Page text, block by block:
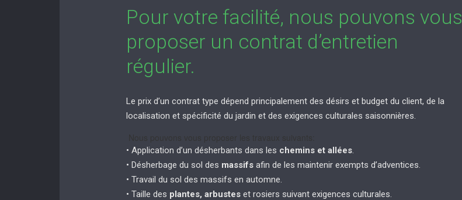
Pour votre facilité, nous pouvons vous
proposer un contrat d’entretien
régulier.
Le prix d’un contrat type dépend principalement des désirs et budget du client, de la
localisation et spécificité du jardin et des exigences culturales saisonnières.
• Application d’un désherbants dans les chemins et allées.
• Désherbage du sol des massifsafin de les maintenir exempts d’adventices.
• Travail du sol des massifs en automne.
• Taille des plantes, arbusteset rosiers suivant exigences culturales.